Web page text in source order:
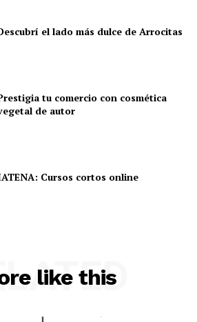
el lado más dulce de Arrocitas
tu comercio con cosmética
de autor
Cursos cortos online
like this